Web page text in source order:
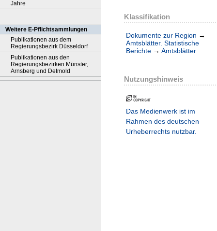
Jahre
Weitere E-Pflichtsammlungen
Publikationen aus dem
Regierungsbezirk Düsseldorf
Publikationen aus den
Regierungsbezirken Münster,
Arnsberg und Detmold
Klassifikation
Dokumente zur Region →
Amtsblätter. Statistische
Berichte → Amtsblätter
Nutzungshinweis
Das Medienwerk ist im
Rahmen des deutschen
Urheberrechts nutzbar.